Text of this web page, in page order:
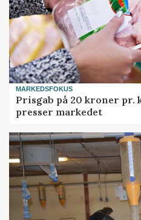
MARKEDSFOKUS
Prisgab på 20 kroner pr.
presser markedet